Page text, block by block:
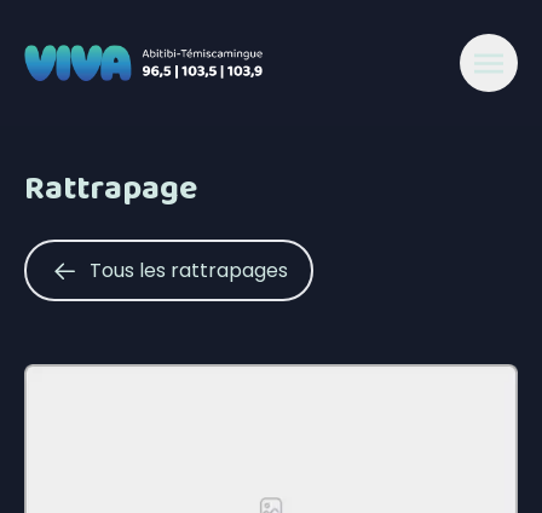
Rattrapage
Tous les rattrapages